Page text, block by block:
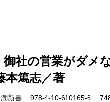
御社の営業がダメ
本篤志／著
潮新書 978-4-10-610165-6